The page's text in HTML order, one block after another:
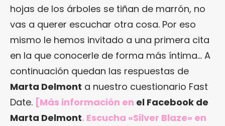
hojas de los árboles se tiñan de marrón, no
vas a querer escuchar otra cosa. Por eso
mismo le hemos invitado a una primera cita
en la que conocerle de forma más íntima… A
continuación quedan las respuestas de
Marta Delmont a nuestro cuestionario Fast
Date. [Más información en el Facebook de
Marta Delmont. Escucha «Silver Blaze» en